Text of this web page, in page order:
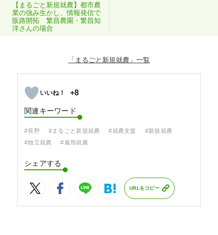
【まるごと新規就農】都市農
業の強み生かし、情報発信で
販路開拓 繁昌農園・繁昌知
洋さんの場合
「まるごと新規就農」
+8
関連キーワード
#長野 #まるごと新規就農 #就農支援
#新規就農
#独立就農
#雇用就農
シェアする
URLをコピー